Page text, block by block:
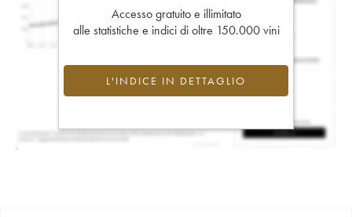
Accesso gratuito e illimitato
alle statistiche e indici di oltre 150.000 vini
L'INDICE IN DETTAGLIO